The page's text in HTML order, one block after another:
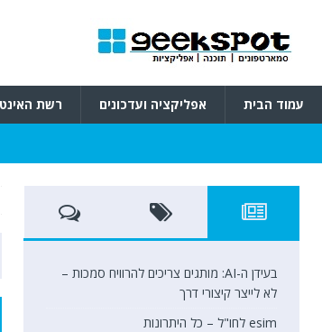
עמוד הבית אפליקציה ועדכונים רשת
בעידן ה-AI: מותגים צריכים להרוויח סמכות –
לא לייצר קיצורי דרך
esim לחו"ל – כל היתרונות